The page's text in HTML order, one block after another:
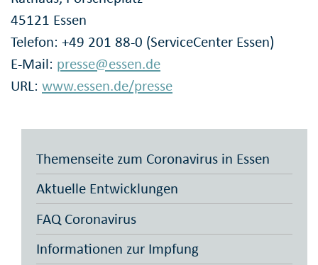
45121 Essen
Telefon: +49 201 88-0 (ServiceCenter Essen)
E-Mail: presse@essen.de
URL: www.essen.de/presse
Themenseite zum Coronavirus in Essen
Aktuelle Entwicklungen
FAQ Coronavirus
Informationen zur Impfung